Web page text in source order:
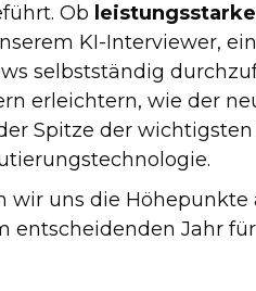
Ob
KI-Interviewer,
selbstständig
erleichtern, wie der
Spitze der
wir uns die Höhepunkte
entscheidenden Jahr